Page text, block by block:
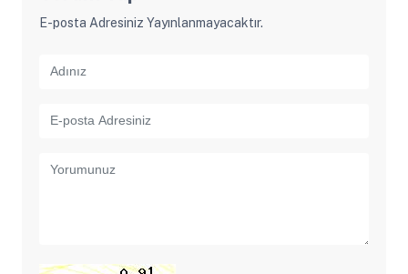
E-posta Adresiniz Yayınlanmayacaktır.